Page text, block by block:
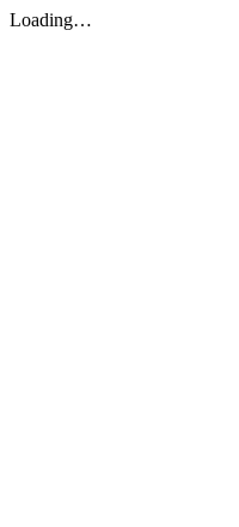
Loading…